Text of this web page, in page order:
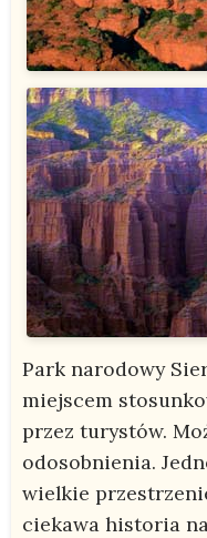
Park narodowy
miejscem
przez turystów.
odosobnienia.
wielkie
ciekawa historia